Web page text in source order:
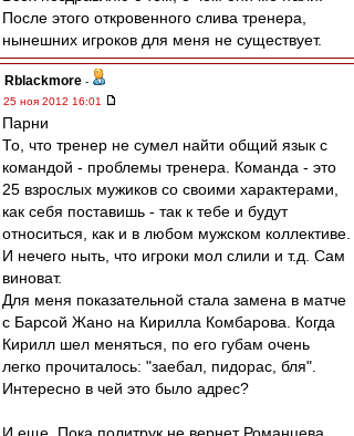
После этого откровенного слива тренера,
нынешних игроков для меня не существует.
Rblackmore -
25 ноя 2012 16:01
Парни
То, что тренер не сумел найти общий язык с
командой - проблемы тренера. Команда - это
25 взрослых мужиков со своими характерами,
как себя поставишь - так к тебе и будут
относиться, как и в любом мужском коллективе.
И нечего ныть, что игроки мол слили и т.д. Сам
виноват.
Для меня показательной стала замена в матче
с Барсой Жано на Кирилла Комбарова. Когда
Кирилл шел меняться, по его губам очень
легко прочиталось: "заебал, пидорас, бля".
Интересно в чей это было адрес?